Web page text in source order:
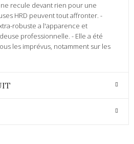
recule devant rien pour une
HRD peuvent tout affronter. -
robuste a l'apparence et
professionnelle. - Elle a été
les imprévus, notamment sur les